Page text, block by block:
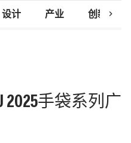
设计 产业 创新研究
chevron_right
2025手袋系列广